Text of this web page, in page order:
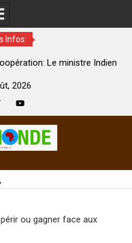
Infos:
Kirti Vardhan Singh à
2026
ou gagner face aux